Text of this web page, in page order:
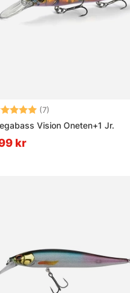
(7)
Vision Oneten+1 Jr.
kr